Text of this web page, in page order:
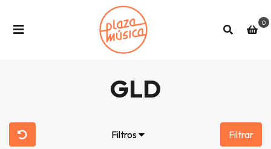
0
GLD
Filtros Filtrar